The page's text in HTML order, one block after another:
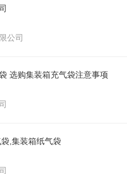
公司
选购集装箱充气袋注意事项
,集装箱纸气袋